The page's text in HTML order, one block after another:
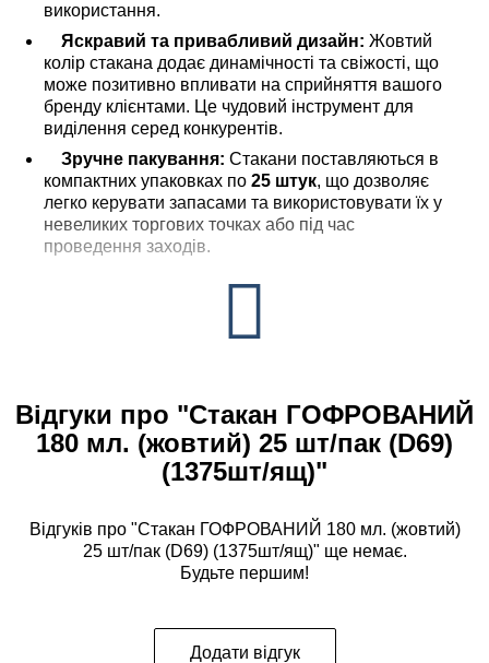
використання.
Яскравий та привабливий дизайн: Жовтий
колір стакана додає динамічності та свіжості, що
може позитивно впливати на сприйняття вашого
бренду клієнтами. Це чудовий інструмент для
виділення серед конкурентів.
Зручне пакування: Стакани поставляються в
компактних упаковках по 25 штук, що дозволяє
легко керувати запасами та використовувати їх у
невеликих торгових точках або під час
проведення заходів.
Відгуки про "Стакан ГОФРОВАНИЙ
180 мл. (жовтий) 25 шт/пак (D69)
(1375шт/ящ)"
Відгуків про "Стакан ГОФРОВАНИЙ 180 мл. (жовтий)
25 шт/пак (D69) (1375шт/ящ)" ще немає.
Будьте першим!
Додати відгук